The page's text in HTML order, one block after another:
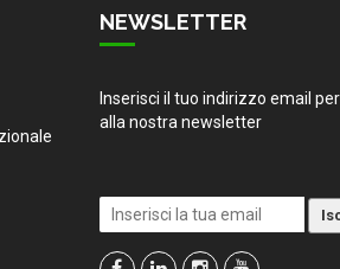
NEWSLETTER
Inserisci il tuo indirizzo email
alla nostra newsletter